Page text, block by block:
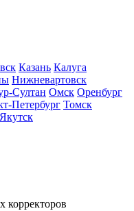
Казань Калуга
Нижневартовск
Султан Омск Оренбург
Петербург Томск
Якутск
корректоров